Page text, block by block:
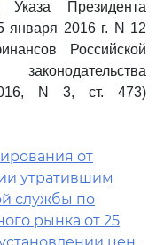
Указа Президента
января 2016 г. N 12
Российской
N 3, ст. 473)
от
утратившим
службы по
рынка от 25